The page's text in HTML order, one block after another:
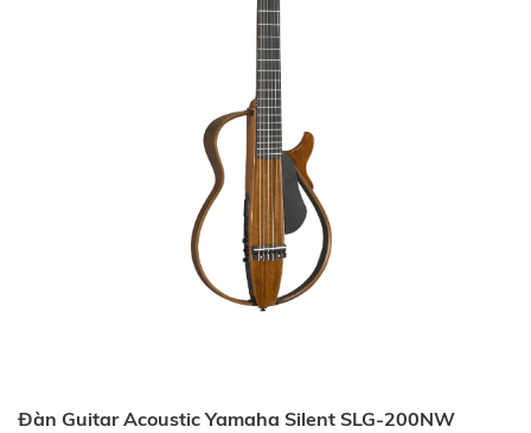
Đàn Guitar Acoustic Yamaha Silent SLG-200NW